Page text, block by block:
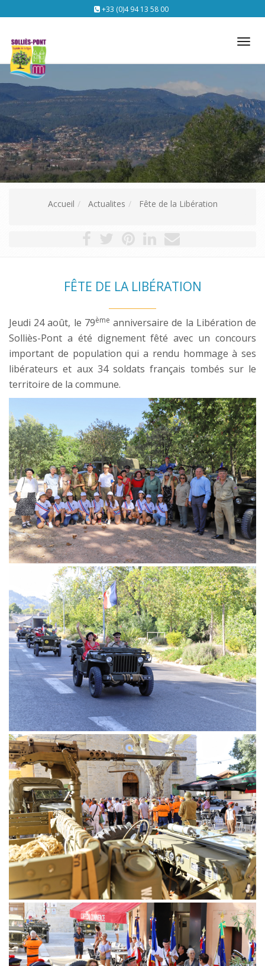
+33 (0)4 94 13 58 00
Accueil Actualites Fête de la Libération
FÊTE DE LA LIBÉRATION
Jeudi 24 août, le 79ème anniversaire de la Libération de
Solliès-Pont a été dignement fêté avec un concours
important de population qui a rendu hommage à ses
libérateurs et aux 34 soldats français tombés sur le
territoire de la commune.